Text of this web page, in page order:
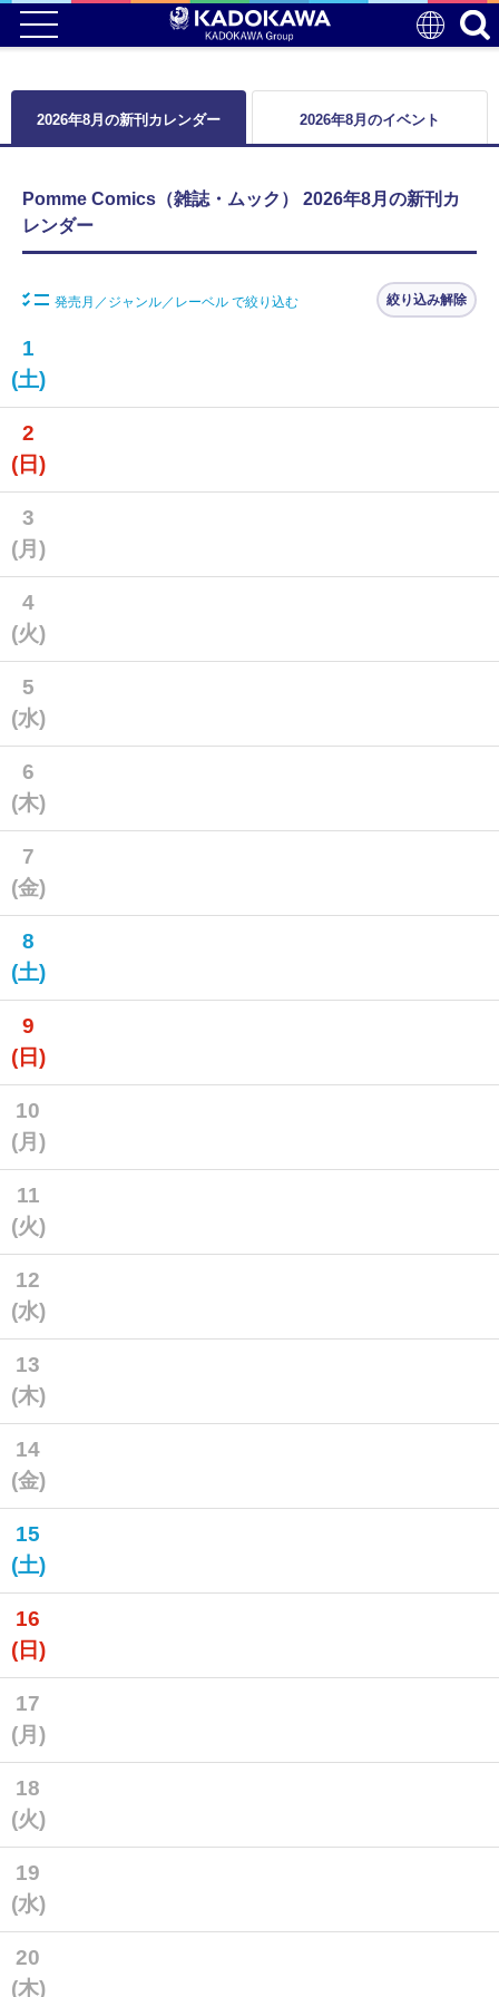
2026年8月の新刊カレンダー 2026年8月のイベント
Pomme Comics（雑誌・ムック） 2026年8月の新刊カ
レンダー
発売月／ジャンル／レーベル で絞り込む 絞り込み解除
1
(土)
2
(日)
3
(月)
4
(火)
5
(水)
6
(木)
7
(金)
8
(土)
9
(日)
10
(月)
11
(火)
12
(水)
13
(木)
14
(金)
15
(土)
16
(日)
17
(月)
18
(火)
19
(水)
20
(木)